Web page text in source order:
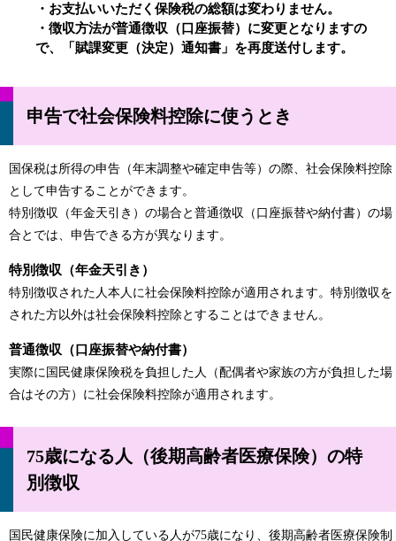
・お支払いいただく保険税の総額は変わりません。
・徴収方法が普通徴収（口座振替）に変更となりますの
で、「賦課変更（決定）通知書」を再度送付します。
申告で社会保険料控除に使うとき
国保税は所得の申告（年末調整や確定申告等）の際、社会保険料控除
として申告することができます。
特別徴収（年金天引き）の場合と普通徴収（口座振替や納付書）の場
合とでは、申告できる方が異なります。
特別徴収（年金天引き）
特別徴収された人本人に社会保険料控除が適用されます。特別徴収を
された方以外は社会保険料控除とすることはできません。
普通徴収（口座振替や納付書）
実際に国民健康保険税を負担した人（配偶者や家族の方が負担した場
合はその方）に社会保険料控除が適用されます。
75歳になる人（後期高齢者医療保険）の特
別徴収
国民健康保険に加入している人が75歳になり、後期高齢者医療保険制